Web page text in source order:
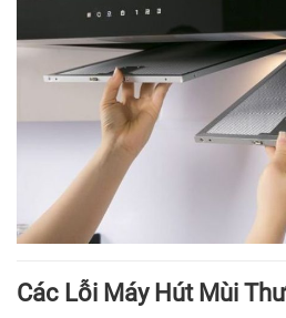
Các Lỗi Máy Hút Mùi